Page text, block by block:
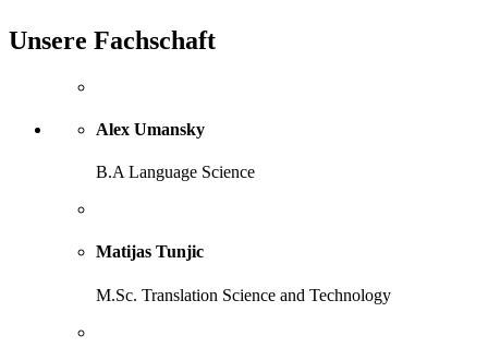
Unsere Fachschaft
Alex Umansky
B.A Language Science
Matijas Tunjic
M.Sc. Translation Science and Technology